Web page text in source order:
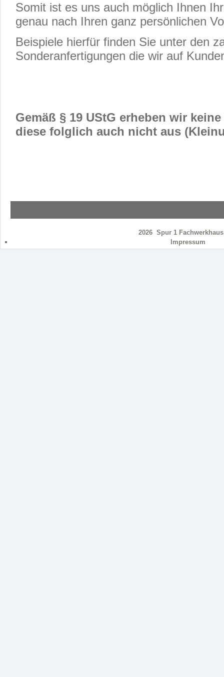
Somit ist es uns auch möglich Ihnen
genau nach Ihren ganz persönlichen
Beispiele hierfür finden Sie unter den
Sonderanfertigungen die wir auf
Gemäß § 19 UStG erheben wir
diese folglich auch nicht aus
2026 Spur 1
Impressum